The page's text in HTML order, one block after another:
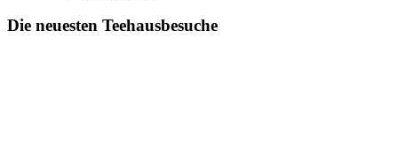
Die neuesten Teehausbesuche